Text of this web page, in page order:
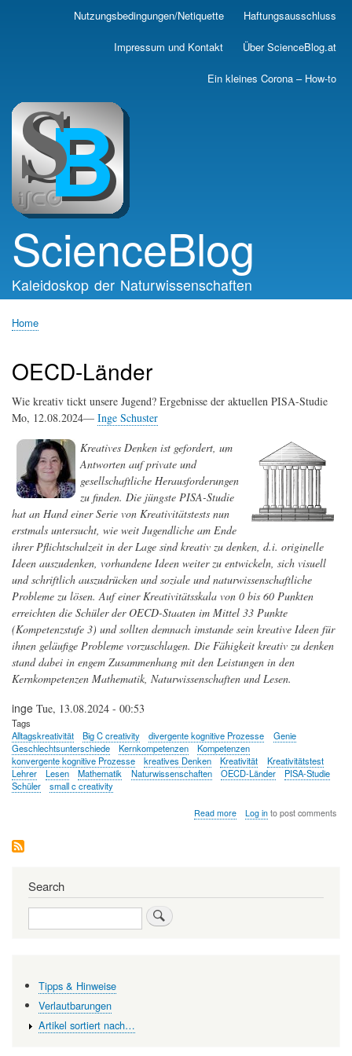
Skip
main
Nutzungsbedingungen/Netiquette Haftungsausschluss
Impressum und Kontakt Über ScienceBlog.at
Ein kleines Corona – How-to
ScienceBlog
Kaleidoskop der Naturwissenschaften
Home
OECD-Länder
Wie kreativ tickt unsere Jugend? Ergebnisse der aktuellen PISA-Studie
Mo, 12.08.2024— Inge Schuster
Kreatives Denken ist gefordert, um
Antworten auf private und
gesellschaftliche Herausforderungen
zu finden. Die jüngste PISA-Studie
hat an Hand einer Serie von Kreativitätstests nun
erstmals untersucht, wie weit Jugendliche am Ende
ihrer Pflichtschulzeit in der Lage sind kreativ zu denken, d.i. originelle
Ideen auszudenken, vorhandene Ideen weiter zu entwickeln, sich visuell
und schriftlich auszudrücken und soziale und naturwissenschaftliche
Probleme zu lösen. Auf einer Kreativitätsskala von 0 bis 60 Punkten
erreichten die Schüler der OECD-Staaten im Mittel 33 Punkte
(Kompetenzstufe 3) und sollten demnach imstande sein kreative Ideen für
ihnen geläufige Probleme vorzuschlagen. Die Fähigkeit kreativ zu denken
stand dabei in engem Zusammenhang mit den Leistungen in den
Kernkompetenzen Mathematik, Naturwissenschaften und Lesen.
inge Tue, 13.08.2024 - 00:53
Tags
Alltagskreativität
Big C creativity divergente kognitive Prozesse
Genie
Geschlechtsunterschiede
Kernkompetenzen
Kompetenzen
konvergente kognitive Prozesse
kreatives Denken Kreativität
Kreativitätstest
Lehrer
Lesen Mathematik Naturwissenschaften OECD-Länder
PISA-Studie
Schüler
small c creativity
Read moreabout
Wie
der
Log into post comments
Search
Search
Tipps & Hinweise
Verlautbarungen
Artikel sortiert nach…